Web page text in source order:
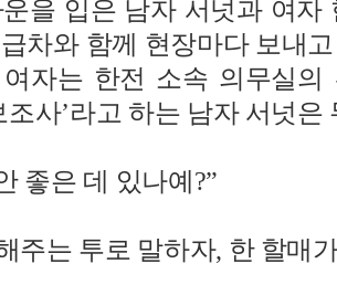
을 입은 남자 서넛과 여자
차와 함께 현장마다 보내고
자는 한전 소속 의무실의
조사’라고 하는 남자 서넛은
좋은 데 있나예?”
주는 투로 말하자, 한 할매